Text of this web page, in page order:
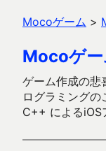
Mocoゲーム >
Mocoゲ
ゲーム作成の
ログラミング
C++ によるiOS